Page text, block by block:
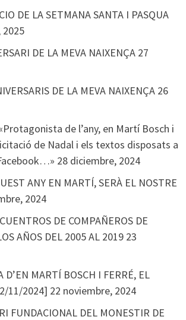
DE LA SETMANA SANTA I PASQUA
2025
DE LA MEVA NAIXENÇA 27
DE LA MEVA NAIXENÇA 26
de l’any, en Martí Bosch i
de Nadal i els textos disposats a
28 diciembre, 2024
ANY EN MARTÍ, SERÀ EL NOSTRE
2024
DE COMPAÑEROS DE
AÑOS DEL 2005 AL 2019 23
D’EN MARTÍ BOSCH I FERRÉ, EL
11/2024] 22 noviembre, 2024
FUNDACIONAL DEL MONESTIR DE